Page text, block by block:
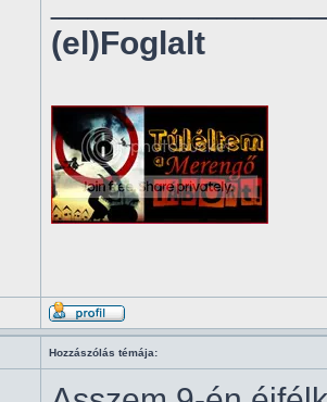
(el)Foglalt
Hozzászólás témája: